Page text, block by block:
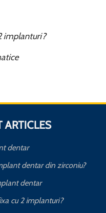
implanturi?
ARTICLES
dentar
dentar din zirconiu?
dentar
cu 2 implanturi?